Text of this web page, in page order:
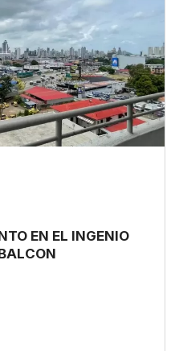
EN EL INGENIO